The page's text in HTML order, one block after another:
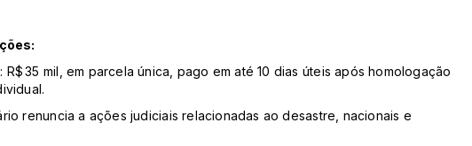
35 mil, em parcela única, pago em até 10 dias úteis após homologação
renuncia a ações judiciais relacionadas ao desastre, nacionais e